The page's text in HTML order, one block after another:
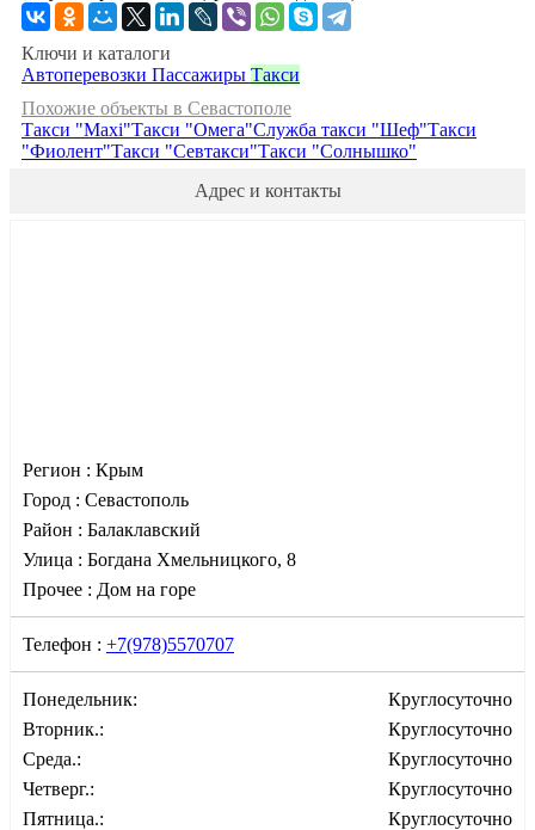
Ключи и каталоги
Автоперевозки Пассажиры Такси
Похожие объекты в Севастополе
Такси "Maxi"Такси "Омега"Служба такси "Шеф"Такси
"Фиолент"Такси "Севтакси"Такси "Солнышко"
Адрес и контакты
Регион : Крым
Город : Севастополь
Район : Балаклавский
Улица : Богдана Хмельницкого, 8
Прочее : Дом на горе
Телефон : +7(978)5570707
Понедельник:
Круглосуточно
Вторник.:
Круглосуточно
Среда.:
Круглосуточно
Четверг.:
Круглосуточно
Пятница.:
Круглосуточно